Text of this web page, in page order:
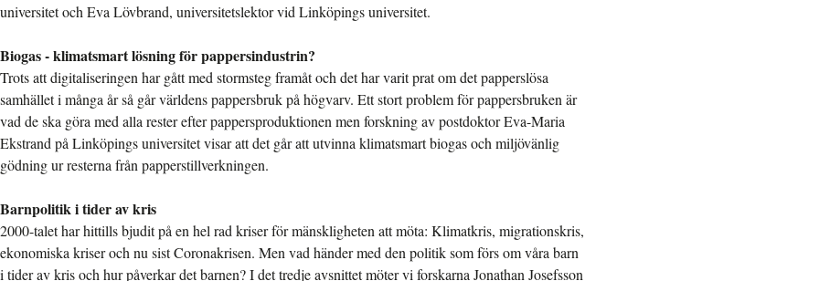
universitet och Eva Lövbrand, universitetslektor vid Linköpings universitet.
Biogas - klimatsmart lösning för pappersindustrin?
Trots att digitaliseringen har gått med stormsteg framåt och det har varit prat om det papperslösa
samhället i många år så går världens pappersbruk på högvarv. Ett stort problem för pappersbruken är
vad de ska göra med alla rester efter pappersproduktionen men forskning av postdoktor Eva-Maria
Ekstrand på Linköpings universitet visar att det går att utvinna klimatsmart biogas och miljövänlig
gödning ur resterna från papperstillverkningen.
Barnpolitik i tider av kris
2000-talet har hittills bjudit på en hel rad kriser för mänskligheten att möta: Klimatkris, migrationskris,
ekonomiska kriser och nu sist Coronakrisen. Men vad händer med den politik som förs om våra barn
i tider av kris och hur påverkar det barnen? I det tredje avsnittet möter vi forskarna Jonathan Josefsson